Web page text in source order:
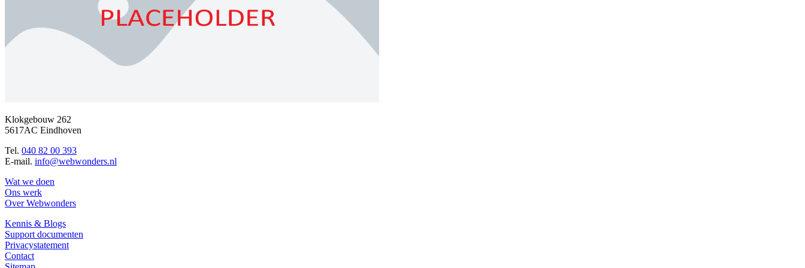
Klokgebouw 262
5617AC Eindhoven
Tel. 040 82 00 393
E-mail. info@webwonders.nl
Wat we doen
Ons werk
Over Webwonders
Kennis & Blogs
Support documenten
Privacystatement
Contact